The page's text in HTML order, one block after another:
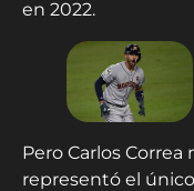
en 2022.
Pero Carlos Correa
representó el único